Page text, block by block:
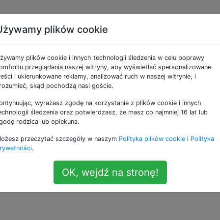
1 (lub 2)? W
sązablokowane,
ponieważ pytanie jest nie na
nie akceptuje nowych odpowiedzi ani interakcji.
czy leci w kierunku centrum galaktyki, z dala od
prostopadle do galaktyki w kształcie dysku?
plików cookie
plików cookie i innych technologii śledzenia w celu poprawy
przeglądania naszej witryny, aby wyświetlać spersonalizowane
i ukierunkowane reklamy, analizować ruch w naszej witrynie, i
skąd pochodzą nasi goście.
wyrażasz zgodę na korzystanie z plików cookie i innych
śledzenia oraz potwierdzasz, że masz co najmniej 16 lat lub
rodzica lub opiekuna.
przeczytać szczegóły w naszym Polityka plików cookie i Polityka
.
OK, wejdź na stronę!